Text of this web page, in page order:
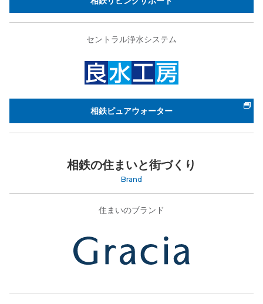
セントラル浄水システム
相鉄ピュアウォーター
相鉄の住まいと街づくり
Brand
住まいのブランド